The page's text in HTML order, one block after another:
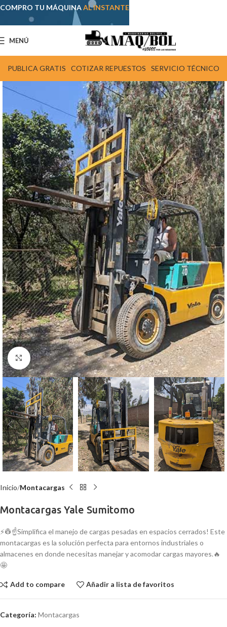
MENÚ
PUBLICA GRATIS COTIZAR REPUESTOS SERVICIO TÉCNICO
Click para agrandar
Inicio Montacargas
Montacargas Yale Sumitomo
⚡👷☝️Simplifica el manejo de cargas pesadas en espacios cerrados! Este
montacargas es la solución perfecta para entornos industriales o
almacenes en donde necesitas manejar y acomodar cargas mayores.🔥
🤩
Add to compare Añadir a lista de favoritos
Categoría: Montacargas
COMPRO TU MÁQUINAAL INSTANTE